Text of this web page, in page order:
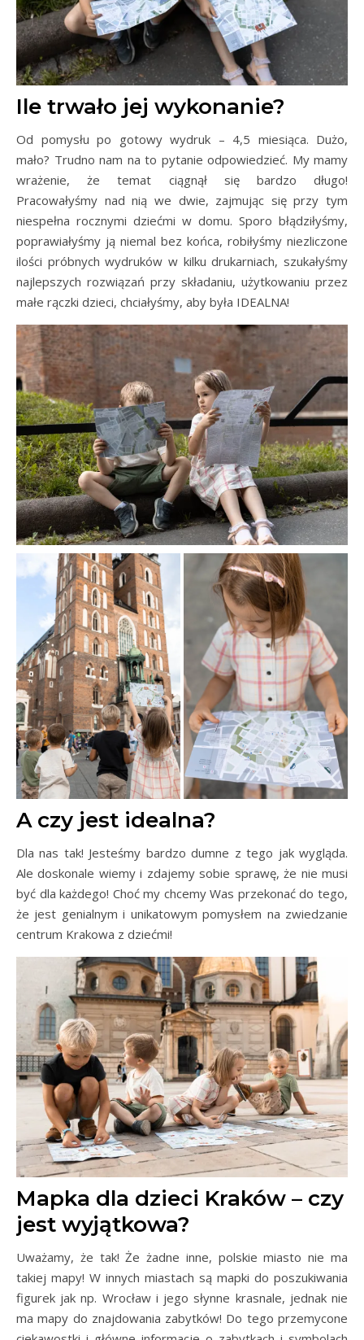
Ile trwało jej wykonanie?
Od pomysłu po gotowy wydruk – 4,5 miesiąca. Dużo,
mało? Trudno nam na to pytanie odpowiedzieć. My mamy
wrażenie, że temat ciągnął się bardzo długo!
Pracowałyśmy nad nią we dwie, zajmując się przy tym
niespełna rocznymi dziećmi w domu. Sporo błądziłyśmy,
poprawiałyśmy ją niemal bez końca, robiłyśmy niezliczone
ilości próbnych wydruków w kilku drukarniach, szukałyśmy
najlepszych rozwiązań przy składaniu, użytkowaniu przez
małe rączki dzieci, chciałyśmy, aby była IDEALNA!
A czy jest idealna?
Dla nas tak! Jesteśmy bardzo dumne z tego jak wygląda.
Ale doskonale wiemy i zdajemy sobie sprawę, że nie musi
być dla każdego! Choć my chcemy Was przekonać do tego,
że jest genialnym i unikatowym pomysłem na zwiedzanie
centrum Krakowa z dziećmi!
Mapka dla dzieci Kraków – czy
jest wyjątkowa?
Uważamy, że tak! Że żadne inne, polskie miasto nie ma
takiej mapy! W innych miastach są mapki do poszukiwania
figurek jak np. Wrocław i jego słynne krasnale, jednak nie
ma mapy do znajdowania zabytków! Do tego przemycone